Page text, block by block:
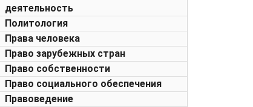
деятельность
Политология
Права человека
Право зарубежных стран
Право собственности
Право социального обеспечения
Правоведение